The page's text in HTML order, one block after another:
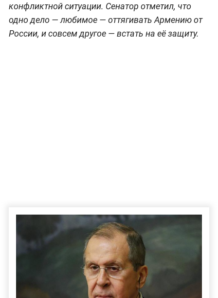
конфликтной ситуации. Сенатор отметил, что
одно дело — любимое — оттягивать Армению от
России, и совсем другое — встать на её защиту.